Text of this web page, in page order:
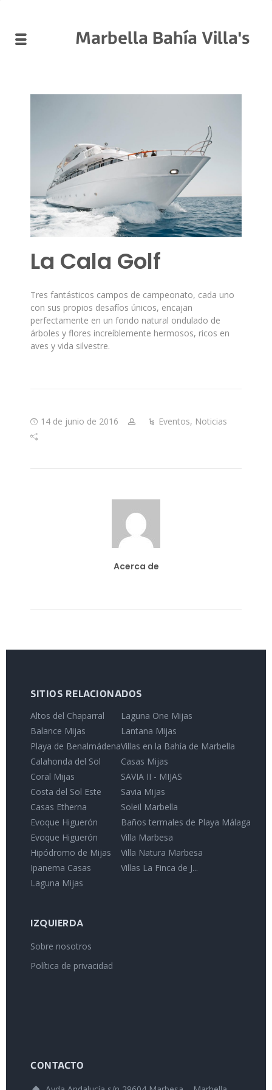
Marbella Bahía Villa's
La Cala Golf
Tres fantásticos campos de campeonato, cada uno
con sus propios desafíos únicos, encajan
perfectamente en un fondo natural ondulado de
árboles y flores increíblemente hermosos, ricos en
aves y vida silvestre.
14 de junio de 2016 Eventos, Noticias
Acerca de
SITIOS RELACIONADOS
Altos del Chaparral
Balance Mijas
Playa de Benalmádena
Calahonda del Sol
Coral Mijas
Costa del Sol Este
Casas Etherna
Evoque Higuerón
Evoque Higuerón
Hipódromo de Mijas
Ipanema Casas
Laguna Mijas
Laguna One Mijas
Lantana Mijas
Villas en la Bahía de Marbella
Casas Mijas
SAVIA II - MIJAS
Savia Mijas
Soleil Marbella
Baños termales de Playa Málaga
Villa Marbesa
Villa Natura Marbesa
Villas La Finca de J...
IZQUIERDA
Sobre nosotros
Política de privacidad
CONTACTO